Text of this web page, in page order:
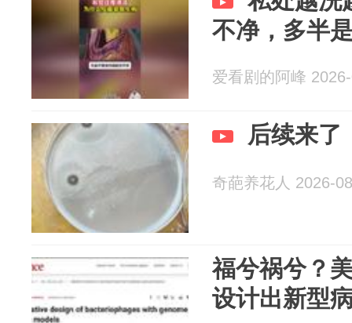
不净，多半
爱看剧的阿峰
后续来了
奇葩养花人 2026-
福兮祸兮？
设计出新型